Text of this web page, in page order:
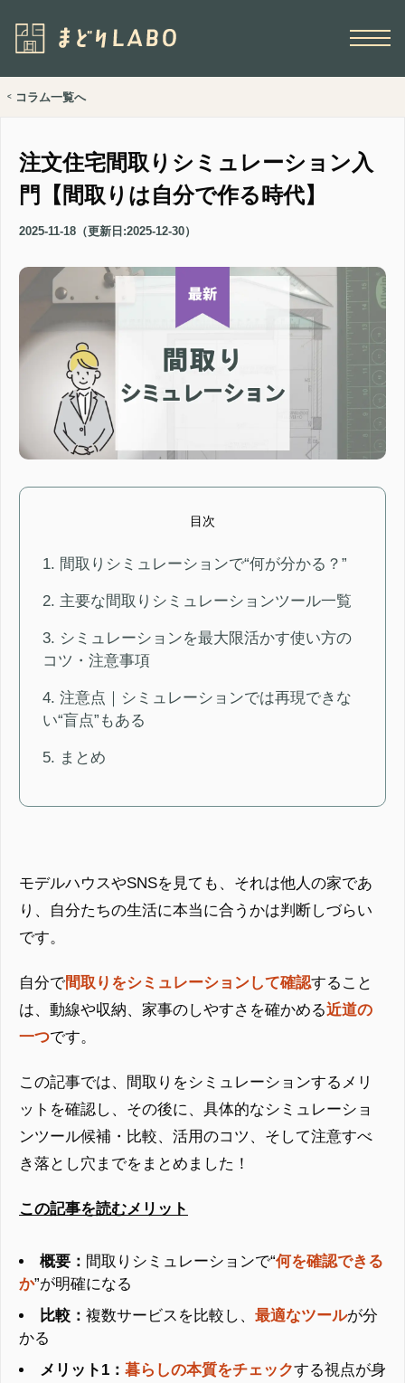
< コラム一覧へ
注文住宅間取りシミュレーション入
門【間取りは自分で作る時代】
2025-11-18 （更新日:2025-12-30）
目次
1. 間取りシミュレーションで“何が分かる？”
2. 主要な間取りシミュレーションツール一覧
3. シミュレーションを最大限活かす使い方の
コツ・注意事項
4. 注意点｜シミュレーションでは再現できな
い“盲点”もある
5. まとめ
モデルハウスやSNSを見ても、それは他人の家であ
り、自分たちの生活に本当に合うかは判断しづらい
です。
自分で間取りをシミュレーションして確認すること
は、動線や収納、家事のしやすさを確かめる近道の
一つです。
この記事では、間取りをシミュレーションするメリ
ットを確認し、その後に、具体的なシミュレーショ
ンツール候補・比較、活用のコツ、そして注意すべ
き落とし穴までをまとめました！
この記事を読むメリット
概要： 間取りシミュレーションで“何を確認できる
か”が明確になる
比較： 複数サービスを比較し、 最適なツールが分
かる
メリット1： 暮らしの本質をチェックする視点が身